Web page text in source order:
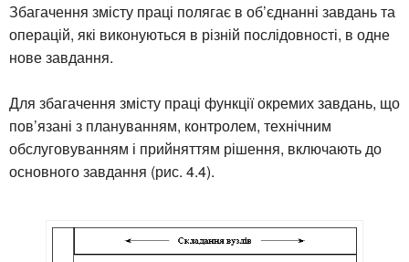
Збагачення змісту праці полягає в об’єднанні завдань та
операцій, які виконуються в різній послідовності, в одне
нове завдання.
Для збагачення змісту праці функції окремих завдань, що
пов’язані з плануванням, контролем, технічним
обслуговуванням і прийняттям рішення, включають до
основного завдання (рис. 4.4).